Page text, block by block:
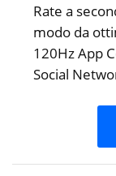
Rate a
modo da
120Hz App
Social